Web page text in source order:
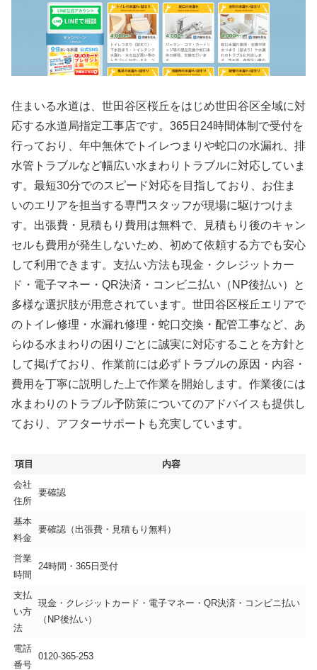
住まいる水道は、世田谷区桜丘をはじめ世田谷区全域に対
応する水道局指定工事店です。365日24時間体制で受付を
行っており、年中無休でトイレつまりや蛇口の水漏れ、排
水管トラブルなど幅広い水まわりトラブルに対応していま
す。最短30分でのスピード対応を目指しており、お住ま
いのエリアを担当する専門スタッフが現場に駆けつけま
す。出張費・見積もり費用は無料で、見積もり後のキャン
セルも費用が発生しないため、初めて依頼する方でも安心
して利用できます。支払い方法も現金・クレジットカー
ド・電子マネー・QR決済・コンビニ払い（NP後払い）と
多様な選択肢が用意されています。世田谷区桜丘エリアで
のトイレ修理・水漏れ修理・蛇口交換・配管工事など、あ
らゆる水まわりの困りごとに誠実に対応することを方針と
して掲げており、作業前には必ずトラブルの原因・内容・
費用を丁寧に説明した上で作業を開始します。作業後には
水まわりのトラブル予防策についてのアドバイスも提供し
ており、アフターサポートも充実しています。
項目
内容
会社
住所
要確認
基本
料金
要確認（出張費・見積もり無料）
営業
時間
24時間・365日受付
支払
い方
法
現金・クレジットカード・電子マネー・QR決済・コンビニ払い
（NP後払い）
電話
番号
0120-365-253